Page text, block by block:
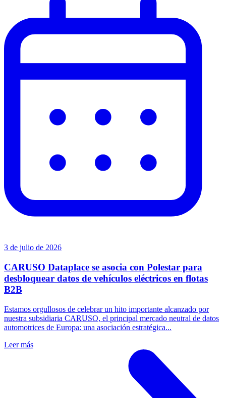
3 de julio de 2026
CARUSO Dataplace se asocia con Polestar para
desbloquear datos de vehículos eléctricos en flotas
B2B
Estamos orgullosos de celebrar un hito importante alcanzado por
nuestra subsidiaria CARUSO, el principal mercado neutral de datos
automotrices de Europa: una asociación estratégica...
Leer más